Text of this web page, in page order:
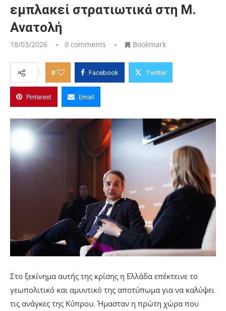
εμπλακεί στρατιωτικά στη Μ.
Ανατολή
18/03/2026 0 comments Bookmark
0 Facebook Twitter
Pinterest Email
Στο ξεκίνημα αυτής της κρίσης η Ελλάδα επέκτεινε το
γεωπολιτικό και αμυντικό της αποτύπωμα για να καλύψει
τις ανάγκες της Κύπρου. Ήμασταν η πρώτη χώρα που